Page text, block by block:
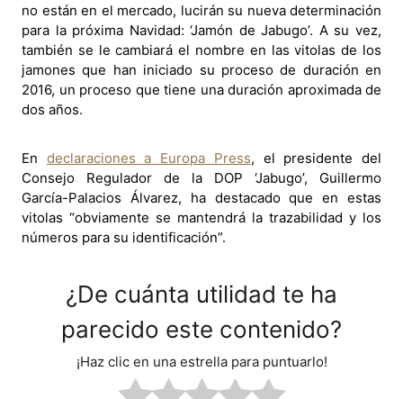
no están en el mercado, lucirán su nueva determinación
para la próxima Navidad: ‘Jamón de Jabugo’. A su vez,
también se le cambiará el nombre en las vitolas de los
jamones que han iniciado su proceso de duración en
2016, un proceso que tiene una duración aproximada de
dos años.
En declaraciones a Europa Press, el presidente del
Consejo Regulador de la DOP ‘Jabugo’, Guillermo
García-Palacios Álvarez, ha destacado que en estas
vitolas “obviamente se mantendrá la trazabilidad y los
números para su identificación”.
¿De cuánta utilidad te ha
parecido este contenido?
¡Haz clic en una estrella para puntuarlo!